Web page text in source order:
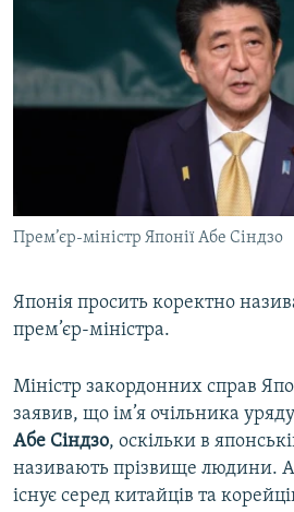
СПЕЦПРОЕКТИ
ВІДЕОУРОКИ «ELIFBE»
СВІДЧЕННЯ ОКУПАЦІЇ
УКРАЇНСЬКА ПРОБЛЕМА КРИМУ
ІНФОГРАФІКА
ЯК ОБІЙТИ БЛОКУВАННЯ
ДОЛУЧАЙСЯ!
Усі сайти RFE/RL
Прем’єр-міністр Японії Абе Сіндзо
Японія просить коректно
прем’єр-міністра.
Міністр закордонних справ
заявив, що ім’я очільника
Абе Сіндзо, оскільки в
називають прізвище людини.
існує серед китайців та